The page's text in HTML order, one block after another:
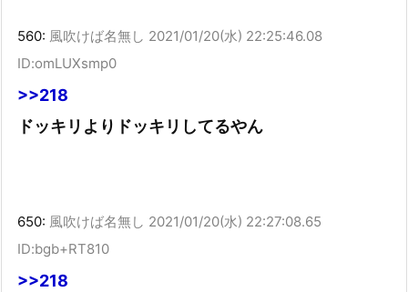
560: 風吹けば名無し 2021/01/20(水) 22:25:46.08
ID:omLUXsmp0
>>218
ドッキリよりドッキリしてるやん
650: 風吹けば名無し 2021/01/20(水) 22:27:08.65
ID:bgb+RT810
>>218